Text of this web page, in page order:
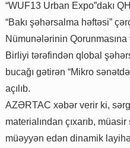
“WUF13 Urban Expo”dakı
“Bakı şəhərsalma həftəsi”
Nümunələrinin
Birliyi tərəfindən qlobal
bucağı gətirən “Mikro
açılıb.
AZƏRTAC xəbər verir ki,
materialından çıxarıb,
müəyyən edən dinamik